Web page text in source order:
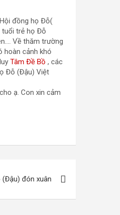
đồng họ Đỗ(
tuổi trẻ họ Đỗ
Về thăm trường
hoàn cảnh khó
Tâm Đề Bồ , các
Đỗ (Đậu) Việt
ạ. Con xin cảm
(Đậu) đón xuân